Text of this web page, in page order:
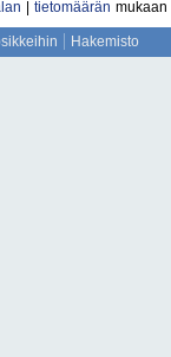
tietomäärän mukaan
Hakemisto